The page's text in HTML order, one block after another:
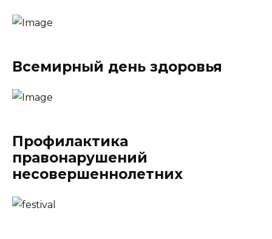
Всемирный день здоровья
Профилактика
правонарушений
несовершеннолетних